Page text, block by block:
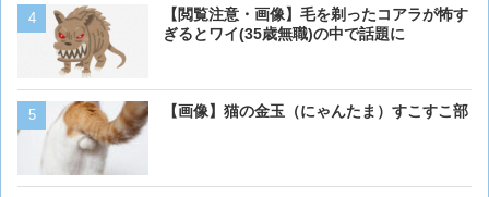
【閲覧注意・画像】毛を剃ったコアラが怖す
ぎるとワイ(35歳無職)の中で話題に
【画像】猫の金玉（にゃんたま）すこすこ部
ベーリング海のカニ漁「月
死亡率は0.02％です」←意
【画像】 アメリカのケー